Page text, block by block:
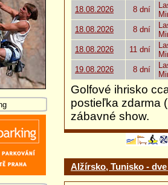
18.08.2026
8 dní
18.08.2026
8 dní
18.08.2026
11 dní
19.08.2026
8 dní
Golfové ihrisko
postieľka zdarma
zábavné show.
Alžírsko, Tunisko -